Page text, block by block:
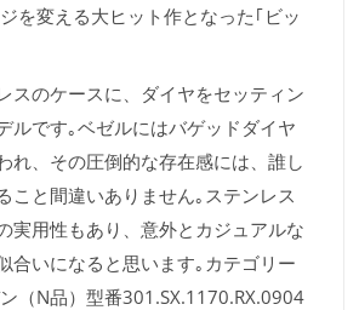
を変える大ヒット作となった｢ビッ
スのケースに、ダイヤをセッティン
ルです｡ベゼルにはバゲッドダイヤ
れ、その圧倒的な存在感には、誰し
こと間違いありません｡ステンレス
実用性もあり、意外とカジュアルな
合いになると思います｡カテゴリー
（N品）型番301.SX.1170.RX.0904